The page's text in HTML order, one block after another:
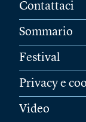
Contattaci
Sommario
Festival
Privacy e
Video